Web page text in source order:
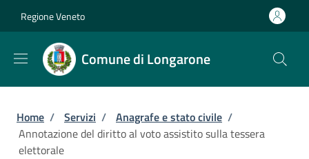
Regione Veneto
Comune di Longarone
Briciole di pane
Home / Servizi / Anagrafe e stato civile /
Annotazione del diritto al voto assistito sulla tessera
elettorale